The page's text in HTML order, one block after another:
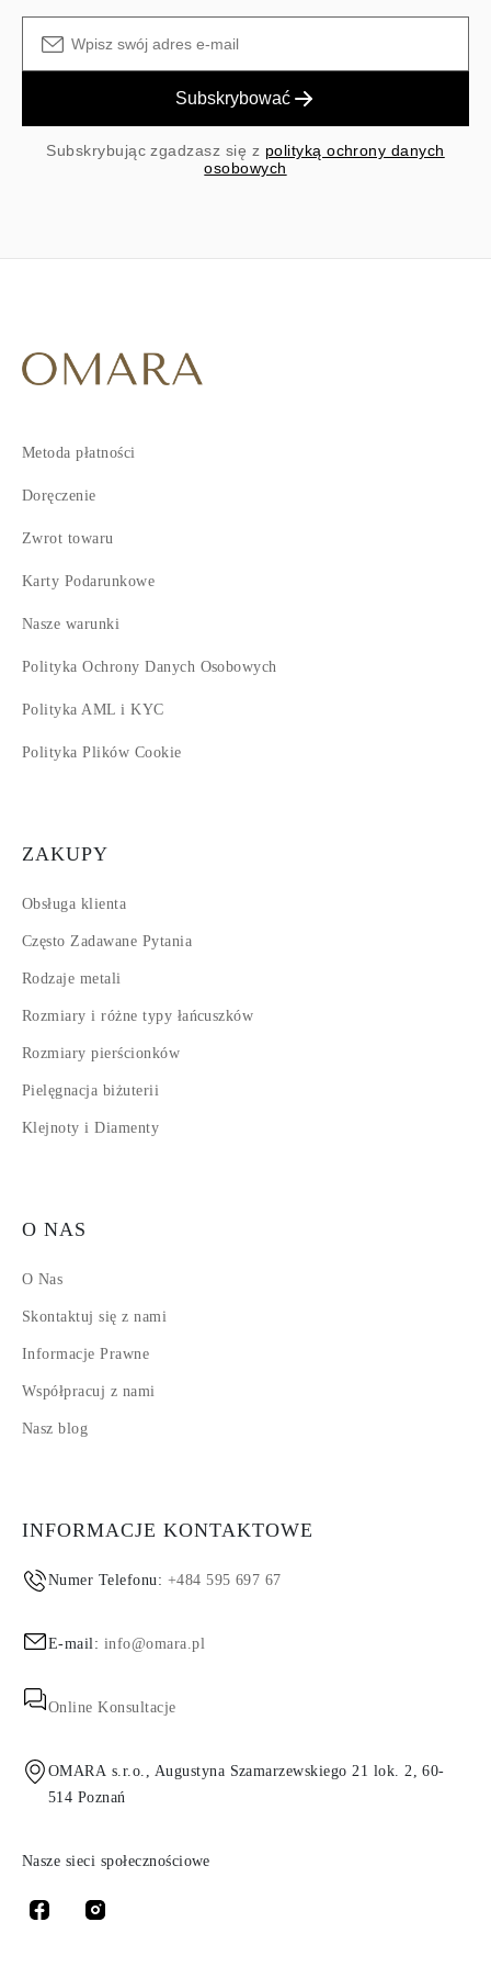
Subskrybować
Subskrybując zgadzasz się z polityką ochrony danych
osobowych
Metoda płatności
Doręczenie
Zwrot towaru
Karty Podarunkowe
Nasze warunki
Polityka Ochrony Danych Osobowych
Polityka AML i KYC
Polityka Plików Cookie
ZAKUPY
Obsługa klienta
Często Zadawane Pytania
Rodzaje metali
Rozmiary i różne typy łańcuszków
Rozmiary pierścionków
Pielęgnacja biżuterii
Klejnoty i Diamenty
O NAS
O Nas
Skontaktuj się z nami
Informacje Prawne
Współpracuj z nami
Nasz blog
INFORMACJE KONTAKTOWE
Numer Telefonu: +484 595 697 67
E-mail: info@omara.pl
Online Konsultacje
OMARA s.r.o., Augustyna Szamarzewskiego 21 lok. 2, 60-
514 Poznań
Nasze sieci społecznościowe